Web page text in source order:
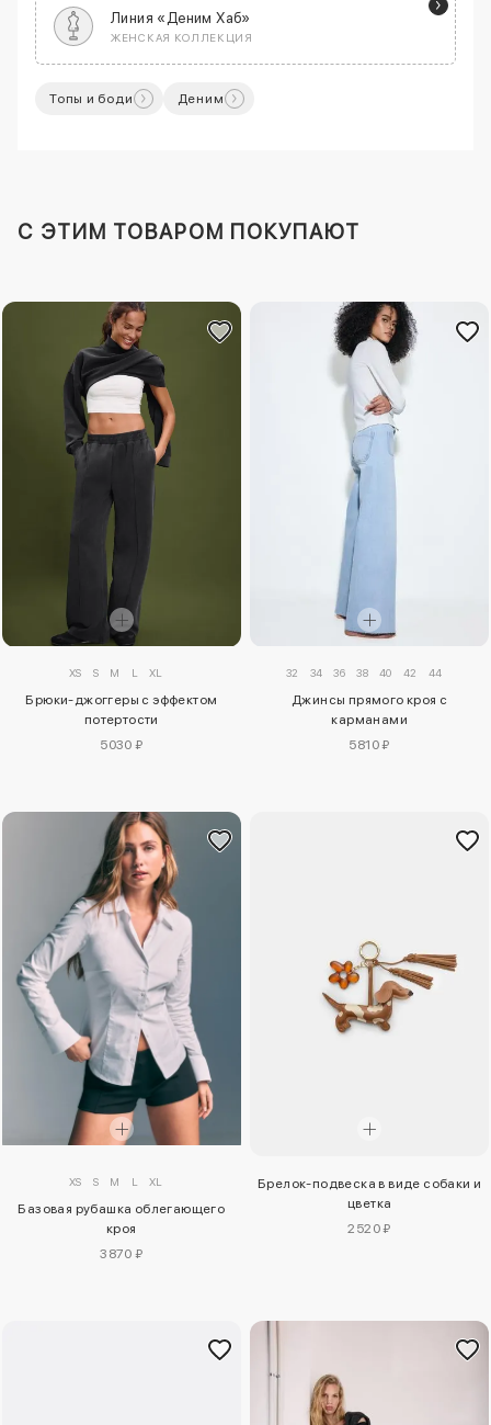
Линия «Деним Хаб»
ЖЕНСКАЯ КОЛЛЕКЦИЯ
Топы и боди Деним
C ЭТИМ ТОВАРОМ ПОКУПАЮТ
XS S M L XL
Брюки-джоггеры с эффектом
потертости
5030 ₽
32 34 36 38 40 42 44
Джинсы прямого кроя с
карманами
5810 ₽
XS S M L XL
Базовая рубашка облегающего
кроя
3870 ₽
Брелок-подвеска в виде собаки и
цветка
2520 ₽